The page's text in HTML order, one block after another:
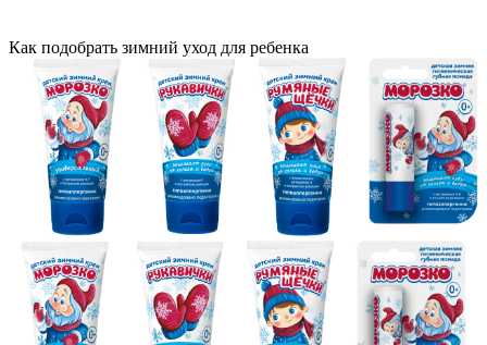
Как подобрать зимний уход для ребенка